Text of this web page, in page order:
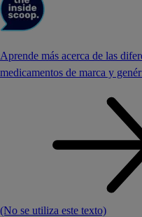
Aprende más acerca de las
medicamentos de marca y
(No se utiliza este texto)